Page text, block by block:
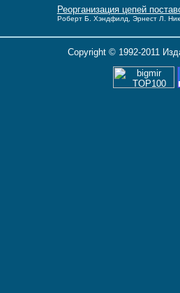
Реорганизация цепей
Роберт Б. Хэндфилд, Эрнест Л.
Copyright © 1992-2011